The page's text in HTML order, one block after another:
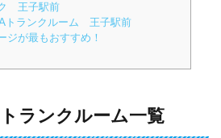
王子駅前
トランクルーム 王子駅前
ジが最もおすすめ！
ランクルーム一覧